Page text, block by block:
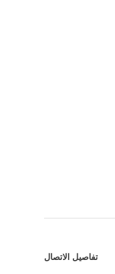
تفاصيل الاتصال